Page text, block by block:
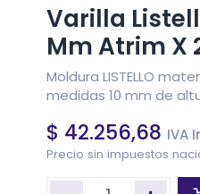
Varilla
Mm Atrim X
Moldura LISTELLO
medidas 10 mm de
$ 42.256,68 IVA
Precio sin impuestos